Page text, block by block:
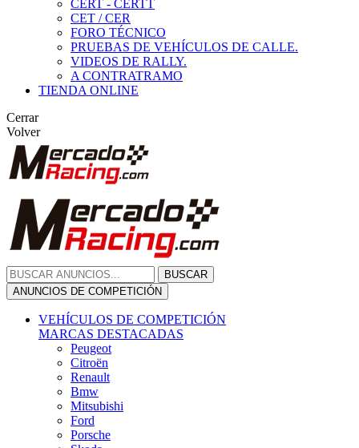
CERT - CERTT
CET / CER
FORO TÉCNICO
PRUEBAS DE VEHÍCULOS DE CALLE.
VIDEOS DE RALLY.
A CONTRATRAMO
TIENDA ONLINE
Cerrar
Volver
BUSCAR
ANUNCIOS DE COMPETICIÓN
VEHÍCULOS DE COMPETICIÓN
MARCAS DESTACADAS
Peugeot
Citroën
Renault
Bmw
Mitsubishi
Ford
Porsche